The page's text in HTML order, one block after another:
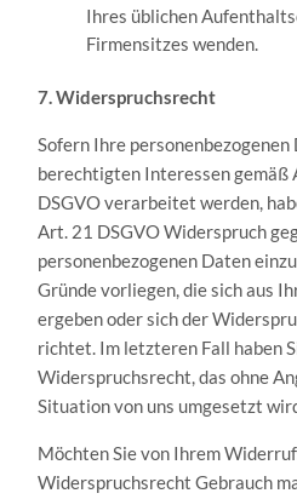
Ihres üblichen
Firmensitzes wenden.
7. Widerspruchsrecht
Sofern Ihre
berechtigten Interessen gemäß
DSGVO verarbeitet werden,
Art. 21 DSGVO Widerspruch
personenbezogenen Daten
Gründe vorliegen, die sich aus
ergeben oder sich der
richtet. Im letzteren Fall haben
Widerspruchsrecht, das ohne
Situation von uns umgesetzt
Möchten Sie von Ihrem
Widerspruchsrecht Gebrauch